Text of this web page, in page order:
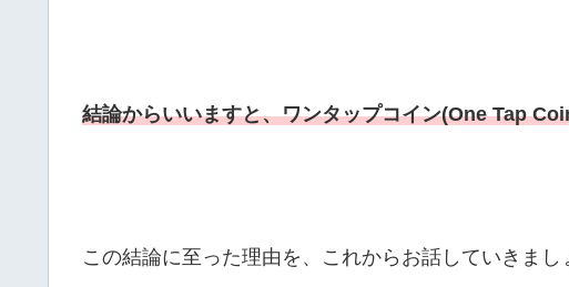
結論からいいますと、ワンタップコイン(One Tap
この結論に至った理由を、これからお話していきまし